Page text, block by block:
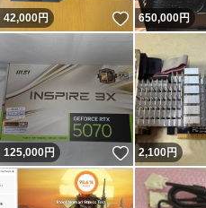
42,000円 いいね！
650,000円
125,000円 いいね！
2,100円